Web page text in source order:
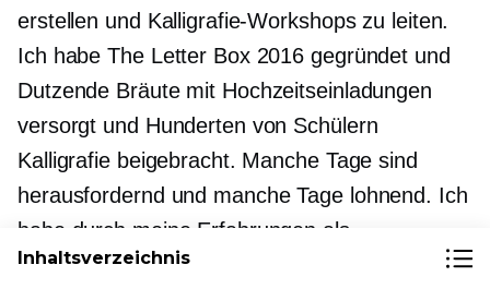
erstellen und Kalligrafie-Workshops zu leiten.
Ich habe The Letter Box 2016 gegründet und
Dutzende Bräute mit Hochzeitseinladungen
versorgt und Hunderten von Schülern
Kalligrafie beigebracht. Manche Tage sind
herausfordernd und manche Tage lohnend. Ich
habe durch meine Erfahrungen als
Unternehmer viel Wissen gewonnen.
Inhaltsverzeichnis